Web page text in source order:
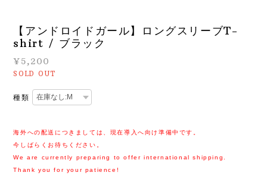
【アンドロイドガール】ロングスリーブT-
shirt / ブラック
¥5,200
SOLD OUT
種類
海外への配送につきましては、現在導入へ向け準備中です。
今しばらくお待ちください。
We are currently preparing to offer international shipping.
Thank you for your patience!